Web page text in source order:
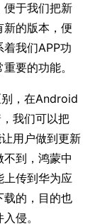
便于我们把新
新的版本，便
我们APP功
要的功能。
，在Android
我们可以把
用户做到更新
到，鸿蒙中
上传到华为应
载的，目的也
侵。